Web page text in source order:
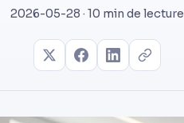
2026-05-28 · 10 min de lecture